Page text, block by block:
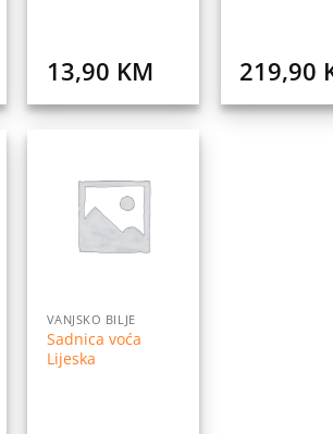
13,90 KM 219,90
Dodaj
VANJSKO BILJE
Sadnica voća
Lijeska